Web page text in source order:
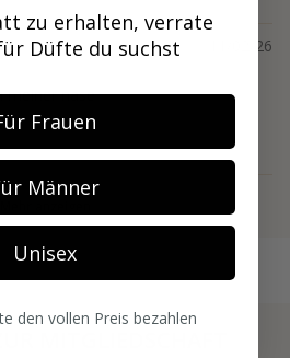
11/02/26
meiner nase
zu erhalten, verrate
Düfte du suchst
Frauen
Männer
Unisex
den vollen Preis bezahlen